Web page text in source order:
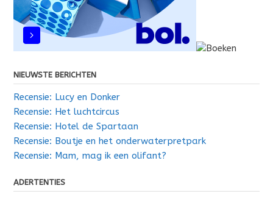
NIEUWSTE BERICHTEN
Recensie: Lucy en Donker
Recensie: Het luchtcircus
Recensie: Hotel de Spartaan
Recensie: Boutje en het onderwaterpretpark
Recensie: Mam, mag ik een olifant?
ADERTENTIES